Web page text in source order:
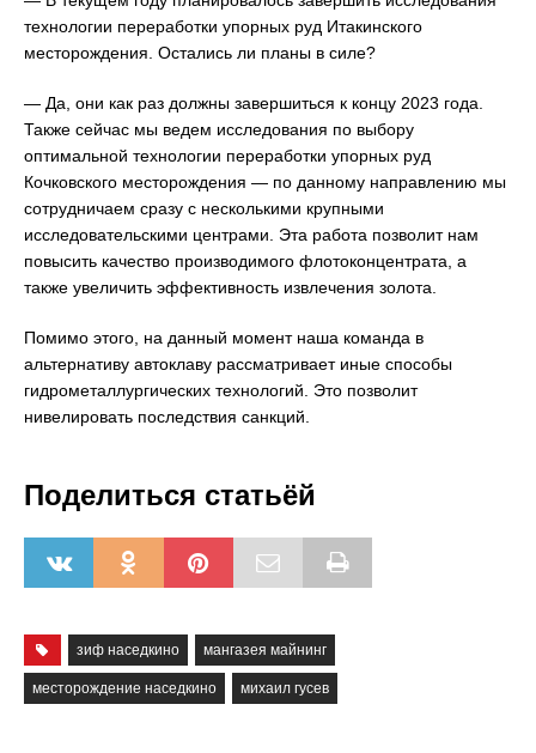
технологии переработки упорных руд Итакинского
месторождения. Остались ли планы в силе?
— Да, они как раз должны завершиться к концу 2023 года.
Также сейчас мы ведем исследования по выбору
оптимальной технологии переработки упорных руд
Кочковского месторождения — по данному направлению мы
сотрудничаем сразу с несколькими крупными
исследовательскими центрами. Эта работа позволит нам
повысить качество производимого флотоконцентрата, а
также увеличить эффективность извлечения золота.
Помимо этого, на данный момент наша команда в
альтернативу автоклаву рассматривает иные способы
гидрометаллургических технологий. Это позволит
нивелировать последствия санкций.
Поделиться статьёй
зиф наседкино мангазея майнинг
месторождение наседкино михаил гусев